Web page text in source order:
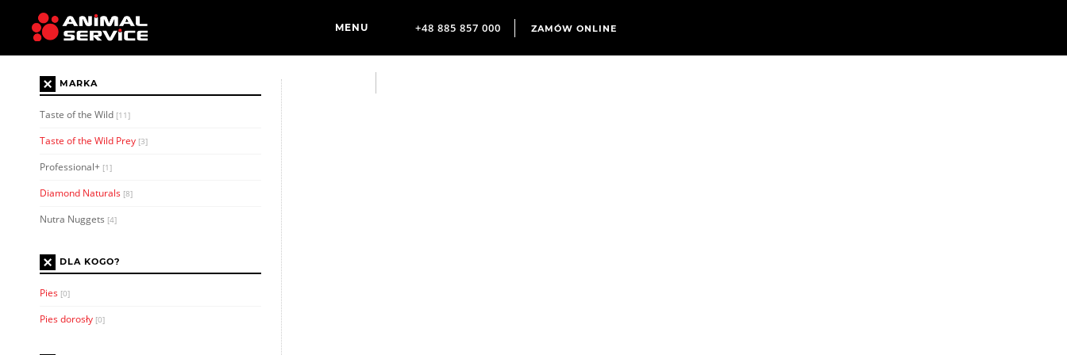
+48 885 857 000 ZAMÓW ONLINE
× MARKA
Taste of the Wild [11]
Taste of the Wild Prey [3]
Professional+ [1]
Diamond Naturals [8]
Nutra Nuggets [4]
× DLA KOGO?
Pies [0]
Pies dorosły [0]